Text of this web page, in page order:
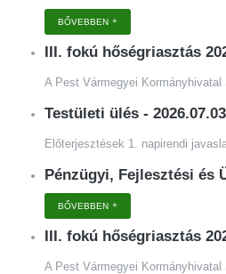
BŐVEBBEN
III. fokú hőségriasztás
A Pest Vármegyei
Testületi ülés -
Előterjesztések 1. napirendi
Pénzügyi, Fejlesztési és
BŐVEBBEN
III. fokú hőségriasztás
A Pest Vármegyei